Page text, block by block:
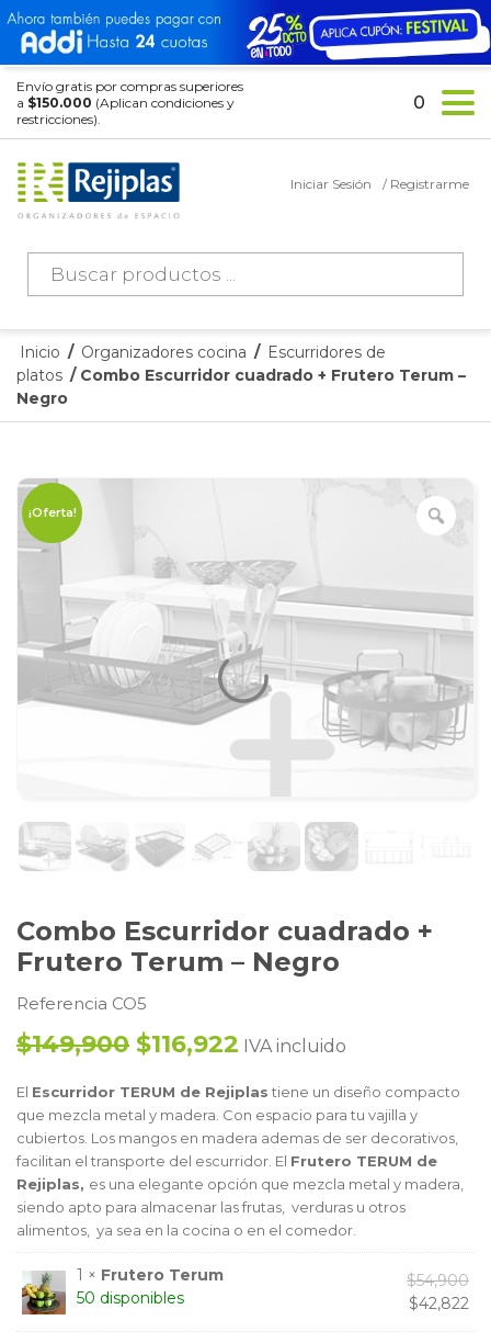
Envío gratis por compras superiores
a $150.000 (Aplican condiciones y
restricciones).
Búsqueda
productos
Iniciar Sesión / Registrarme
0
Inicio / Organizadores cocina / Escurridores de
platos / Combo Escurridor cuadrado + Frutero Terum –
Negro
¡Oferta!
Combo Escurridor cuadrado +
Frutero Terum – Negro
Referencia CO5
$149,900 $116,922 IVA incluido
El Escurridor TERUM de Rejiplas tiene un diseño compacto
que mezcla metal y madera. Con espacio para tu vajilla y
cubiertos. Los mangos en madera ademas de ser decorativos,
facilitan el transporte del escurridor. El Frutero TERUM de
Rejiplas, es una elegante opción que mezcla metal y madera,
siendo apto para almacenar las frutas, verduras u otros
alimentos, ya sea en la cocina o en el comedor.
1 × Frutero Terum
50 disponibles
$54,900El
$42,822